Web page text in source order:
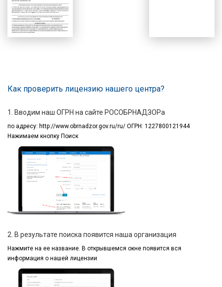
Как проверить лицензию нашего центра?
1. Вводим наш ОГРН на сайте РОСОБРНАДЗОРа
по адресу: http://www.obrnadzor.gov.ru/ru/ ОГРН: 1227800121944
Нажимаем кнопку Поиск
2. В результате поиска появится наша организация
Нажмите на ее название. В открывшемся окне появится вся
информация о нашей лицензии